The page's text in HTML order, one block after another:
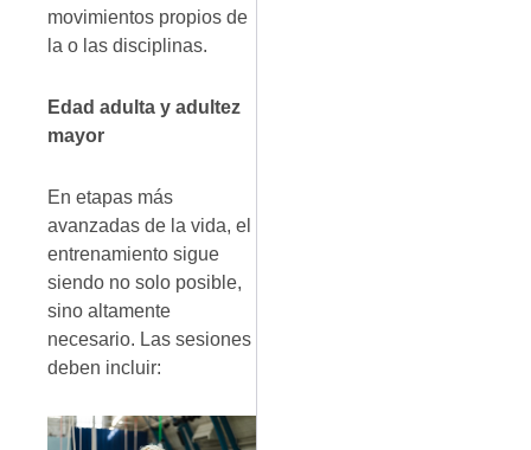
movimientos propios de
la o las disciplinas.
Edad adulta y adultez
mayor
En etapas más
avanzadas de la vida, el
entrenamiento sigue
siendo no solo posible,
sino altamente
necesario. Las sesiones
deben incluir: